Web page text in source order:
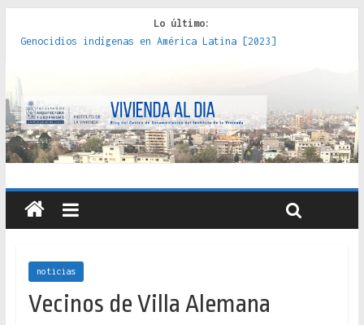
Lo último:
Genocidios indígenas en América Latina [2023]
políticas, prácticas y representaciones [2022]
crítica de las fronteras latinoamericanas [2020]
Criterios técnicos para una vivienda adecuada [2019]
Red de consultorios de la Caja del Seguro Obrero en
Santiago : un patrimonio emblemático [2014]
noticias
Vecinos de Villa Alemana